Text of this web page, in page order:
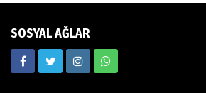
SOSYAL AĞLAR